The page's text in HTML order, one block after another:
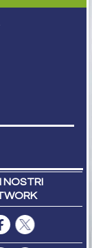
NOSTRI